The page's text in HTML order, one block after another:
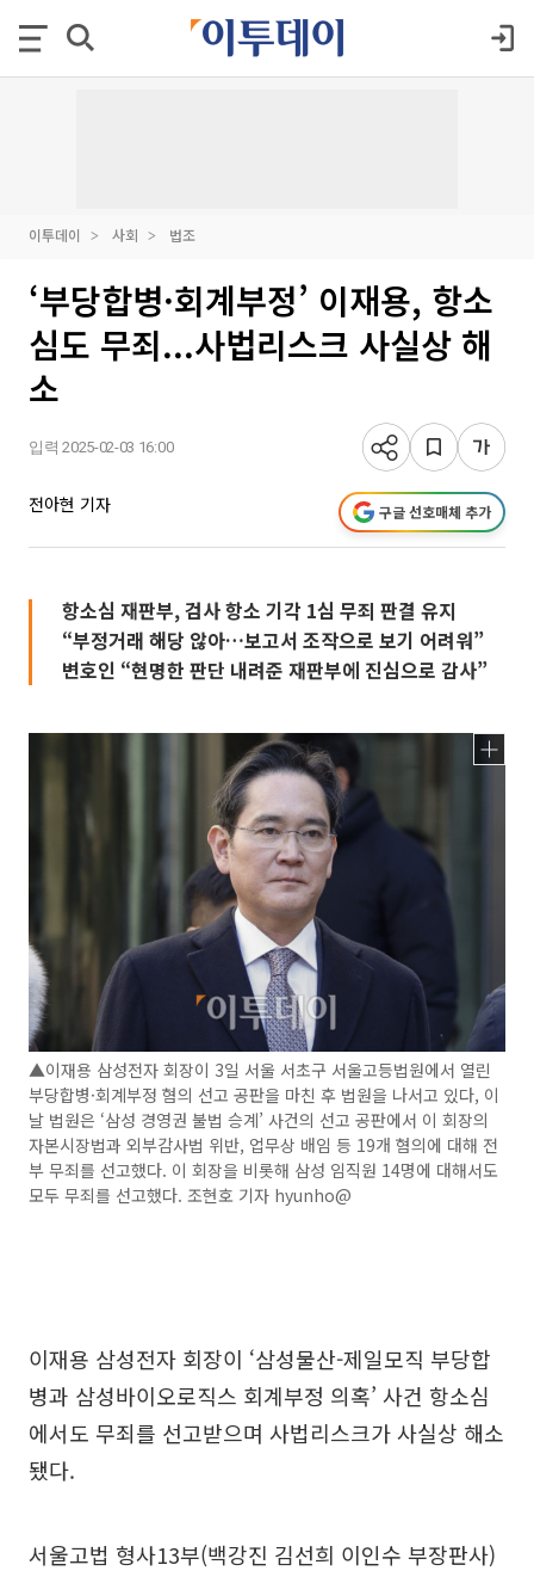
이투데이 사회 법조
‘부당합병·회계부정’ 이재용, 항소
심도 무죄...사법리스크 사실상 해
소
입력 2025-02-03 16:00
전아현 기자 구글 선호매체 추가
항소심 재판부, 검사 항소 기각 1심 무죄 판결 유지
“부정거래 해당 않아…보고서 조작으로 보기 어려워”
변호인 “현명한 판단 내려준 재판부에 진심으로 감사”
▲이재용 삼성전자 회장이 3일 서울 서초구 서울고등법원에서 열린
부당합병·회계부정 혐의 선고 공판을 마친 후 법원을 나서고 있다, 이
날 법원은 ‘삼성 경영권 불법 승계’ 사건의 선고 공판에서 이 회장의
자본시장법과 외부감사법 위반, 업무상 배임 등 19개 혐의에 대해 전
부 무죄를 선고했다. 이 회장을 비롯해 삼성 임직원 14명에 대해서도
모두 무죄를 선고했다. 조현호 기자 hyunho@
이재용 삼성전자 회장이 ‘삼성물산-제일모직 부당합
병과 삼성바이오로직스 회계부정 의혹’ 사건 항소심
에서도 무죄를 선고받으며 사법리스크가 사실상 해소
됐다.
서울고법 형사13부(백강진 김선희 이인수 부장판사)